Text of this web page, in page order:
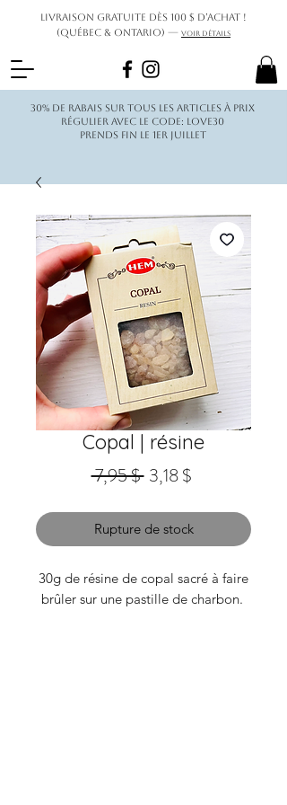
Livraison gratuite dès 100 $ d’achat !
(Québec & Ontario) — Voir détails
30% de rabais sur tous les articles à prix
régulier avec le code: love30
Prends fin le 1er juillet
Copal | résine
7,95 $ Prix
3,18 $Prix
Rupture de stock
30g de résine de copal sacré à faire
brûler sur une pastille de charbon.